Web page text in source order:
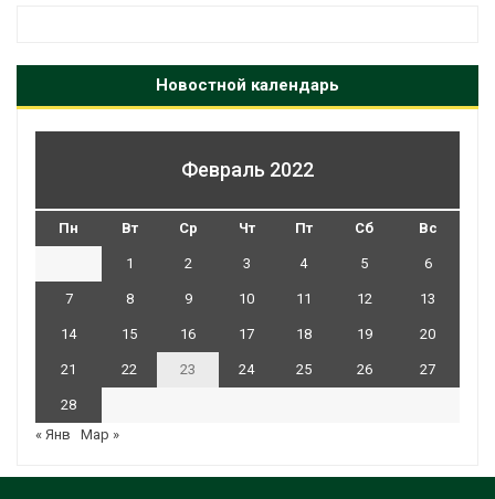
Новостной календарь
Февраль 2022
Пн Вт Ср Чт Пт Сб Вс
1 2 3 4 5 6
7 8 9 10 11 12 13
14 15 16 17 18 19 20
21 22 23 24 25 26 27
28
« Янв
Мар »